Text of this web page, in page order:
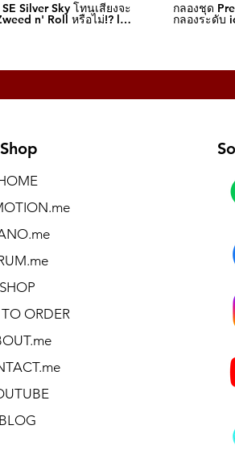
Silver Sky โทนเสียงจะ
n' Roll หรือไม่!? l
กลองชุด
กลองระดับ
Shop
SHOP
ORDER
BLOG